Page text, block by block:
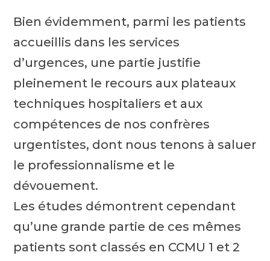
Bien évidemment, parmi les patients
accueillis dans les services
d’urgences, une partie justifie
pleinement le recours aux plateaux
techniques hospitaliers et aux
compétences de nos confrères
urgentistes, dont nous tenons à saluer
le professionnalisme et le
dévouement.
Les études démontrent cependant
qu’une grande partie de ces mêmes
patients sont classés en CCMU 1 et 2